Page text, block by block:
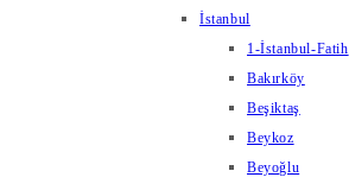
İstanbul
1-İstanbul-Fatih
Bakırköy
Beşiktaş
Beykoz
Beyoğlu